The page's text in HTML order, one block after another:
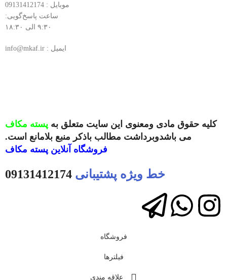
موبایل : 09131412174
ساعت پاسخ‌گویی:
۹:۳۰ الی ۱۸:۳۰
ایمیل : info@mkaf.ir
کلیه حقوق مادی ومعنوی این سایت متعلق به پسته مکاف
می باشدوبرداشت مطالب باذکر منبع بلامانع است.
فروشگاه آنلاین پسته مکاف
خط ویژه پشتیبانی 09131412174
فروشگاه
فیلترها
علاقه مندی